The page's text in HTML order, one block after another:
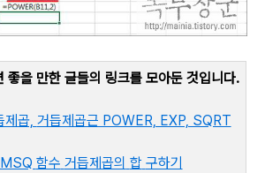
좋을 만한 글들의 링크를 모아둔 것입니다.
제곱, 거듭제곱근 POWER, EXP, SQRT
함수 거듭제곱의 합 구하기